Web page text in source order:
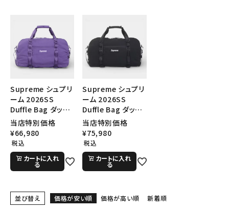
Supreme シュプリ
ーム 2026SS
Duffle Bag ダッフ
ルバッグ パープル
当店特別価格
¥66,980
税込
カートに入れ
る
Supreme シュプリ
ーム 2026SS
Duffle Bag ダッフ
ルバッグ ブラック
当店特別価格
¥75,980
税込
カートに入れ
る
並び替え 価格が安い順 価格が高い順 新着順